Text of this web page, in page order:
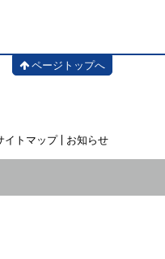
ページトップへ
イトマップ お知らせ